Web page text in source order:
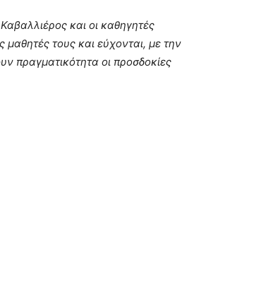
και οι καθηγητές
τους και εύχονται, με την
πραγματικότητα οι προσδοκίες